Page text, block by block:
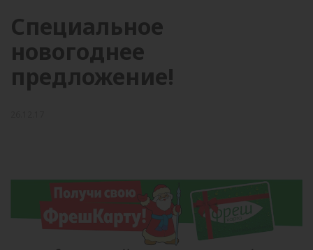
Специальное
новогоднее
предложение!